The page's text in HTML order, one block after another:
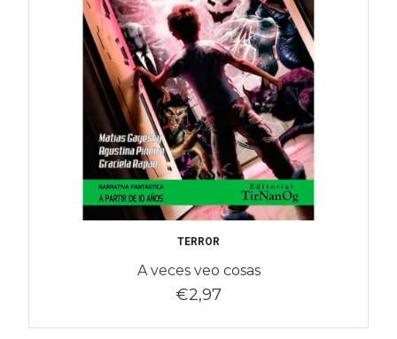
TERROR
A veces veo cosas
€2,97